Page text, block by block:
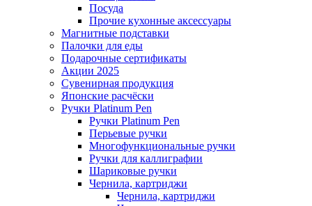
Посуда
Прочие кухонные аксессуары
Магнитные подставки
Палочки для еды
Подарочные сертификаты
Акции 2025
Сувенирная продукция
Японские расчёски
Ручки Platinum Pen
Ручки Platinum Pen
Перьевые ручки
Многофункциональные ручки
Ручки для каллиграфии
Шариковые ручки
Чернила, картриджи
Чернила, картриджи